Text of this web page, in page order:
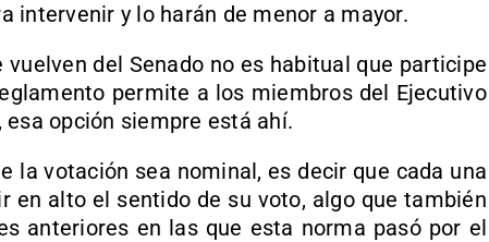
intervenir y lo harán de menor a mayor.
vuelven del Senado no es habitual que participe
permite a los miembros del Ejecutivo
opción siempre está ahí.
la votación sea nominal, es decir que cada una
en alto el sentido de su voto, algo que también
anteriores en las que esta norma pasó por el